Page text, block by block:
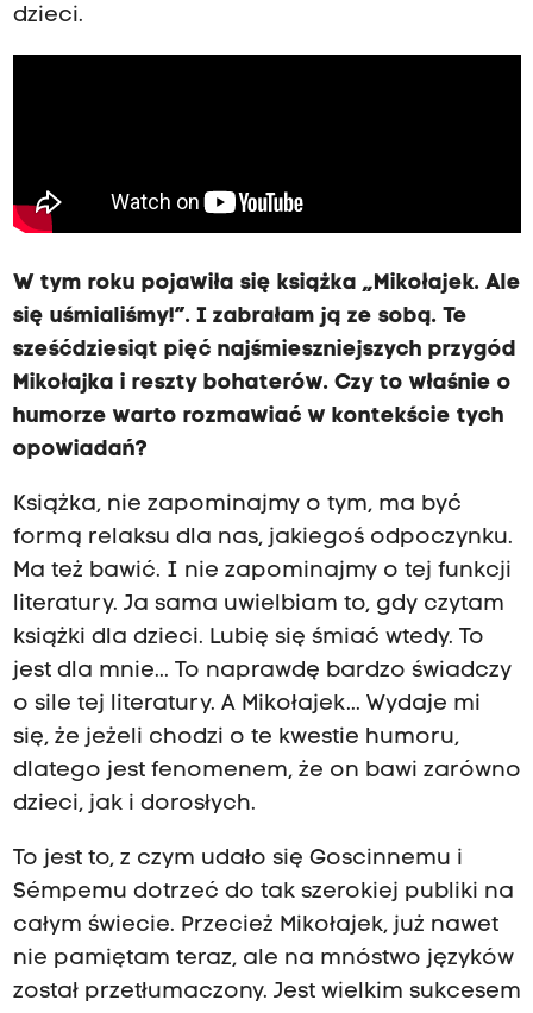
dzieci.
W tym roku pojawiła się książka „Mikołajek. Ale
się uśmialiśmy!”. I zabrałam ją ze sobą. Te
sześćdziesiąt pięć najśmieszniejszych przygód
Mikołajka i reszty bohaterów. Czy to właśnie o
humorze warto rozmawiać w kontekście tych
opowiadań?
Książka, nie zapominajmy o tym, ma być
formą relaksu dla nas, jakiegoś odpoczynku.
Ma też bawić. I nie zapominajmy o tej funkcji
literatury. Ja sama uwielbiam to, gdy czytam
książki dla dzieci. Lubię się śmiać wtedy. To
jest dla mnie... To naprawdę bardzo świadczy
o sile tej literatury. A Mikołajek... Wydaje mi
się, że jeżeli chodzi o te kwestie humoru,
dlatego jest fenomenem, że on bawi zarówno
dzieci, jak i dorosłych.
To jest to, z czym udało się Goscinnemu i
Sémpemu dotrzeć do tak szerokiej publiki na
całym świecie. Przecież Mikołajek, już nawet
nie pamiętam teraz, ale na mnóstwo języków
został przetłumaczony. Jest wielkim sukcesem